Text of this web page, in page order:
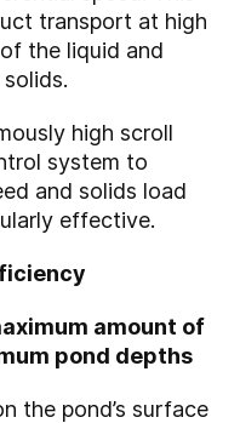
transport at high
the liquid and
high scroll
system to
and solids load
effective.
amount of
pond depths
the pond’s surface